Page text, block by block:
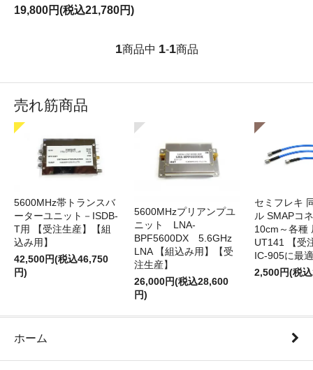
19,800円(税込21,780円)
1商品中 1-1商品
売れ筋商品
5600MHz帯トランスバ
ーターユニット－ISDB-
T用 【受注生産】【組
込み用】
42,500円(税込46,750
円)
5600MHzプリアンプユ
ニット LNA-
BPF5600DX 5.6GHz
LNA 【組込み用】【受
注生産】
26,000円(税込28,600
円)
セミフレキ
ル SMAPコ
10cm～各種
UT141 【
IC-905に最適
2,500円(税
ホーム